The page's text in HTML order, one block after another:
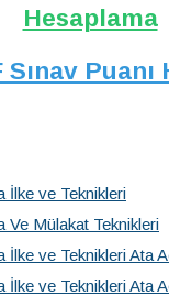
Hesaplama
Sınav
İlke ve Teknikleri
Ve Mülakat Teknikleri
İlke ve Teknikleri Ata
İlke ve Teknikleri Ata